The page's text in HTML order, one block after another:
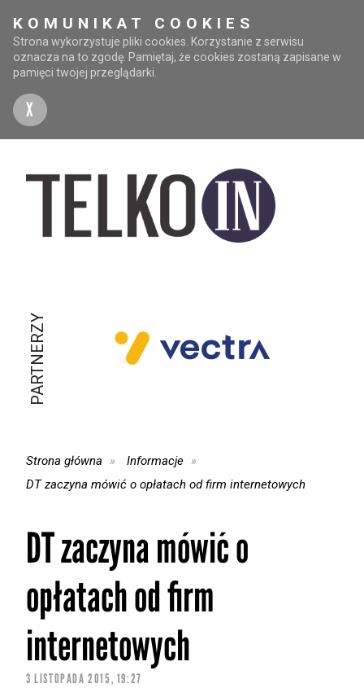
KOMUNIKAT COOKIES
Strona wykorzystuje pliki cookies. Korzystanie z serwisu
oznacza na to zgodę. Pamiętaj, że cookies zostaną zapisane w
pamięci twojej przeglądarki.
X
PARTNERZY
Strona główna
Informacje
DT zaczyna mówić o opłatach od firm internetowych
DT zaczyna mówić o
opłatach od firm
internetowych
3 LISTOPADA 2015, 19:27